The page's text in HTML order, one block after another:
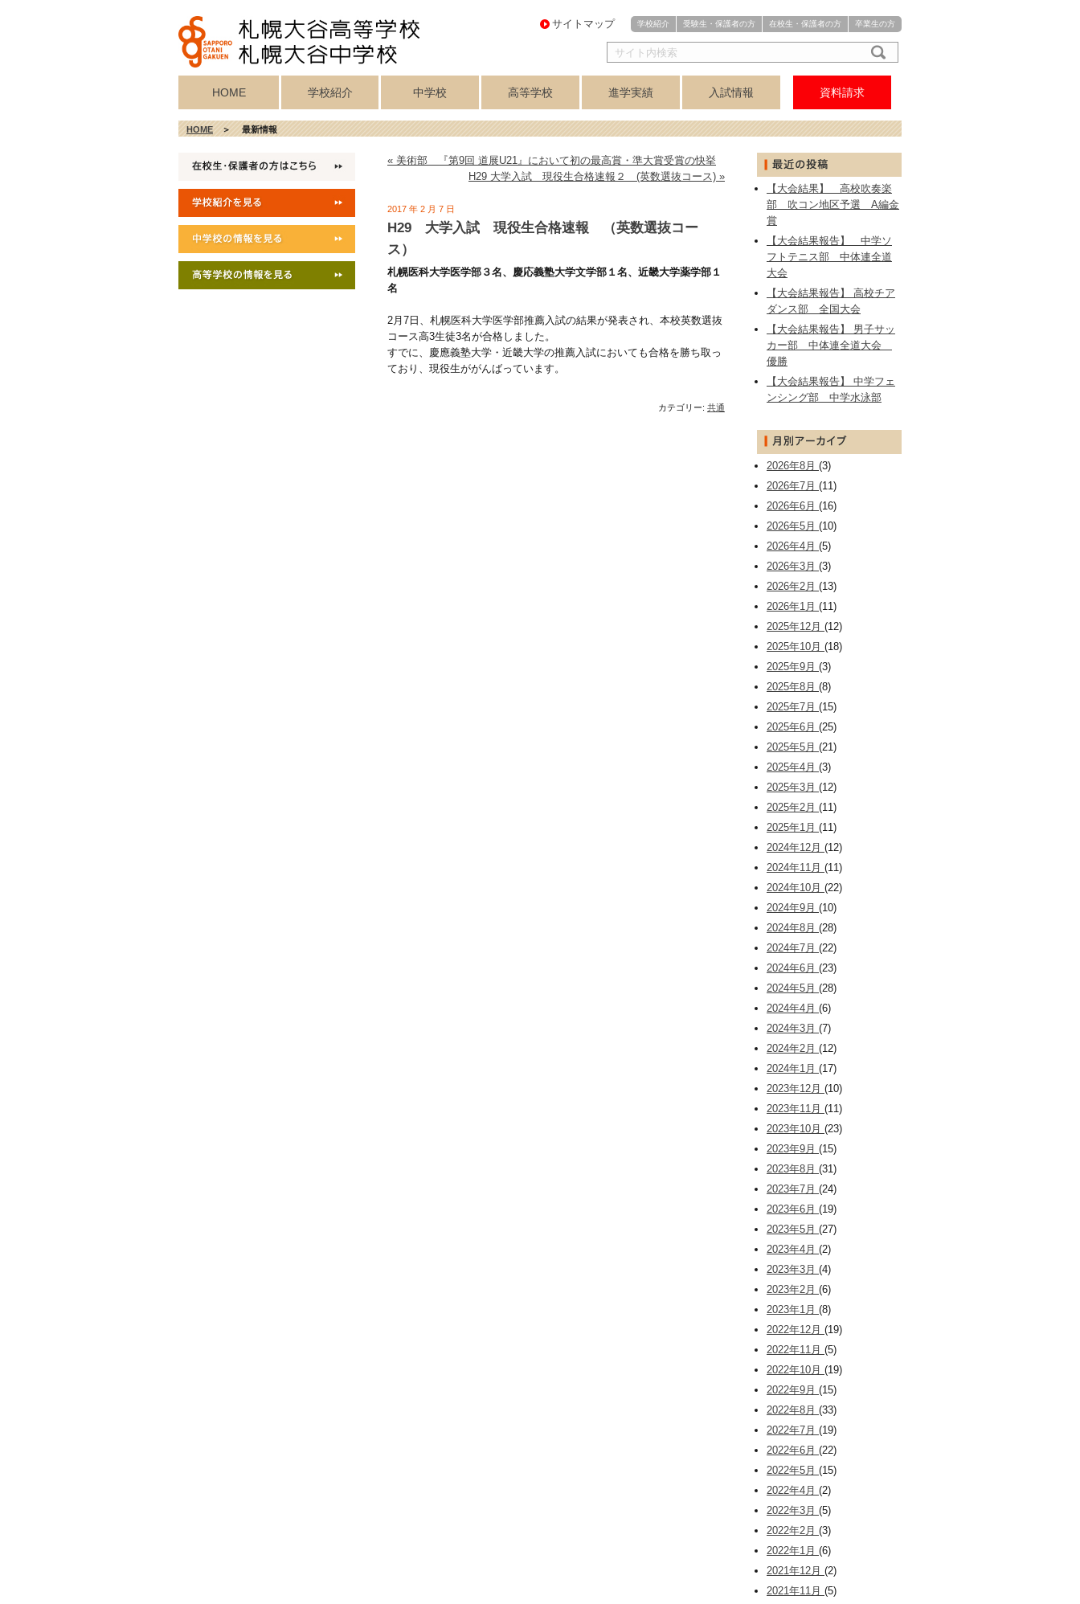
学校紹介 受験生・保護者の方 在校生・保護者の方 卒業生の方
サイトマップ
HOME 学校紹介
校長挨拶
教育目標・校訓
沿革
校歌・真宗宗歌・
記念歌
学校施設紹介
中学校
中学校トップ
医進・難関理系
コース
英数コース
アスリートコース
プログレスコース
芸術コース
美術専攻
芸術コース
音楽専攻
クラブ紹介
高等学校
高等学校トップ
学力重点コース
個性探求コース
音楽科
美術科
講座制
クラブ紹介
進学実績
合格実績
入試情報
中学
高校
アクセス
資料請求
HOME＞ 最新情報
« 美術部 『第9回 道展U21』において初の最高賞・準大賞受賞の快挙
H29 大学入試 現役生合格速報２ (英数選抜コース) »
2017 年 2 月 7 日
H29 大学入試 現役生合格速報 （英数選抜コー
ス）
札幌医科大学医学部３名、慶応義塾大学文学部１名、近畿大学薬学部１
名
2月7日、札幌医科大学医学部推薦入試の結果が発表され、本校英数選抜
コース高3生徒3名が合格しました。
すでに、慶應義塾大学・近畿大学の推薦入試においても合格を勝ち取っ
ており、現役生ががんばっています。
カテゴリー: 共通
【大会結果】 高校吹奏楽
部 吹コン地区予選 A編金
賞
【大会結果報告】 中学ソ
フトテニス部 中体連全道
大会
【大会結果報告】 高校チア
ダンス部 全国大会
【大会結果報告】 男子サッ
カー部 中体連全道大会
優勝
【大会結果報告】 中学フェ
ンシング部 中学水泳部
2026年8月 (3)
2026年7月 (11)
2026年6月 (16)
2026年5月 (10)
2026年4月 (5)
2026年3月 (3)
2026年2月 (13)
2026年1月 (11)
2025年12月 (12)
2025年10月 (18)
2025年9月 (3)
2025年8月 (8)
2025年7月 (15)
2025年6月 (25)
2025年5月 (21)
2025年4月 (3)
2025年3月 (12)
2025年2月 (11)
2025年1月 (11)
2024年12月 (12)
2024年11月 (11)
2024年10月 (22)
2024年9月 (10)
2024年8月 (28)
2024年7月 (22)
2024年6月 (23)
2024年5月 (28)
2024年4月 (6)
2024年3月 (7)
2024年2月 (12)
2024年1月 (17)
2023年12月 (10)
2023年11月 (11)
2023年10月 (23)
2023年9月 (15)
2023年8月 (31)
2023年7月 (24)
2023年6月 (19)
2023年5月 (27)
2023年4月 (2)
2023年3月 (4)
2023年2月 (6)
2023年1月 (8)
2022年12月 (19)
2022年11月 (5)
2022年10月 (19)
2022年9月 (15)
2022年8月 (33)
2022年7月 (19)
2022年6月 (22)
2022年5月 (15)
2022年4月 (2)
2022年3月 (5)
2022年2月 (3)
2022年1月 (6)
2021年12月 (2)
2021年11月 (5)